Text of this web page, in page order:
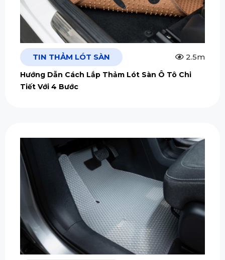
TIN THẢM LÓT SÀN 2.5m
Hướng Dẫn Cách Lắp Thảm Lót Sàn Ô Tô Chi
Tiết Với 4 Bước